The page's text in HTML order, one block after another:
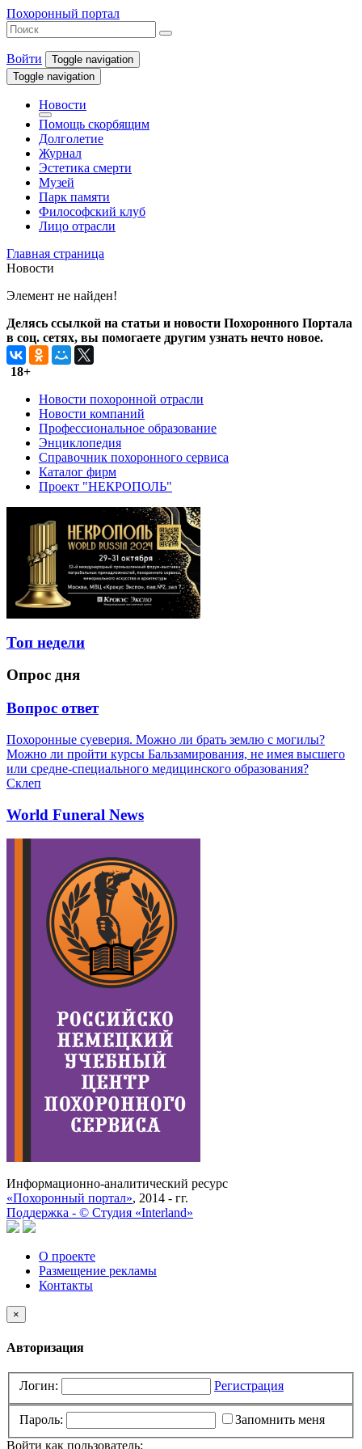
Похоронный портал
Войти
Toggle navigation
Toggle navigation
Новости
Помощь скорбящим
Долголетие
Журнал
Эстетика смерти
Музей
Парк памяти
Философский клуб
Лицо отрасли
Главная страница
Новости
Элемент не найден!
Делясь ссылкой на статьи и новости Похоронного Портала
в соц. сетях, вы помогаете другим узнать нечто новое.
18+
Новости похоронной отрасли
Новости компаний
Профессиональное образование
Энциклопедия
Справочник похоронного сервиса
Каталог фирм
Проект "НЕКРОПОЛЬ"
Топ недели
Опрос дня
Вопрос ответ
Похоронные суеверия. Можно ли брать землю с могилы?
Можно ли пройти курсы Бальзамирования, не имея высшего
или средне-специального медицинского образования?
Склеп
World Funeral News
Информационно-аналитический ресурс
«Похоронный портал», 2014 - гг.
Поддержка - © Cтудия «Interland»
О проекте
Размещение рекламы
Контакты
×
Авторизация
Логин: Регистрация
Пароль:
Запомнить меня
Войти как пользователь: